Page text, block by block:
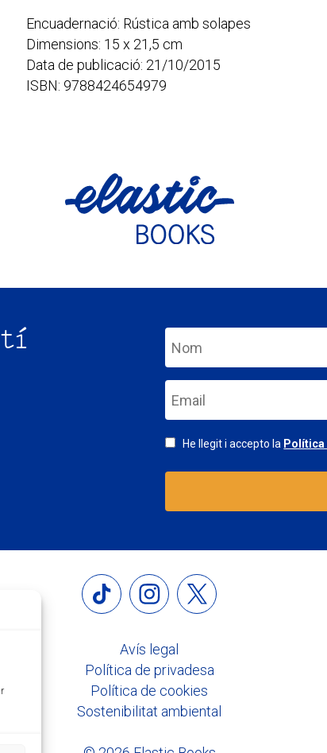
Encuadernació: Rústica amb solapes
Dimensions: 15 x 21,5 cm
Data de publicació: 21/10/2015
ISBN: 9788424654979
He llegit i accepto la Política
Avís legal
Política de privadesa
Política de cookies
Sostenibilitat ambiental